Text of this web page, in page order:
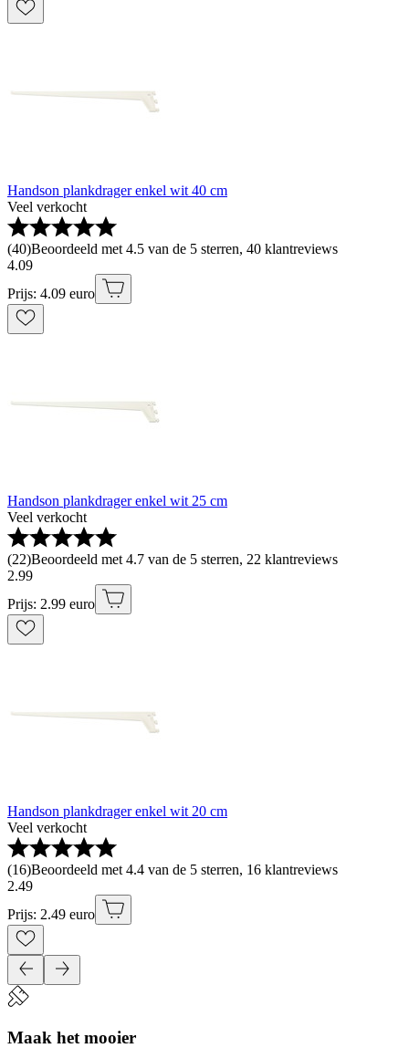
Handson plankdrager enkel wit 40 cm
Veel verkocht
(40)Beoordeeld met 4.5 van de 5 sterren, 40 klantreviews
4.09
Prijs: 4.09 euro
Handson plankdrager enkel wit 25 cm
Veel verkocht
(22)Beoordeeld met 4.7 van de 5 sterren, 22 klantreviews
2.99
Prijs: 2.99 euro
Handson plankdrager enkel wit 20 cm
Veel verkocht
(16)Beoordeeld met 4.4 van de 5 sterren, 16 klantreviews
2.49
Prijs: 2.49 euro
Maak het mooier